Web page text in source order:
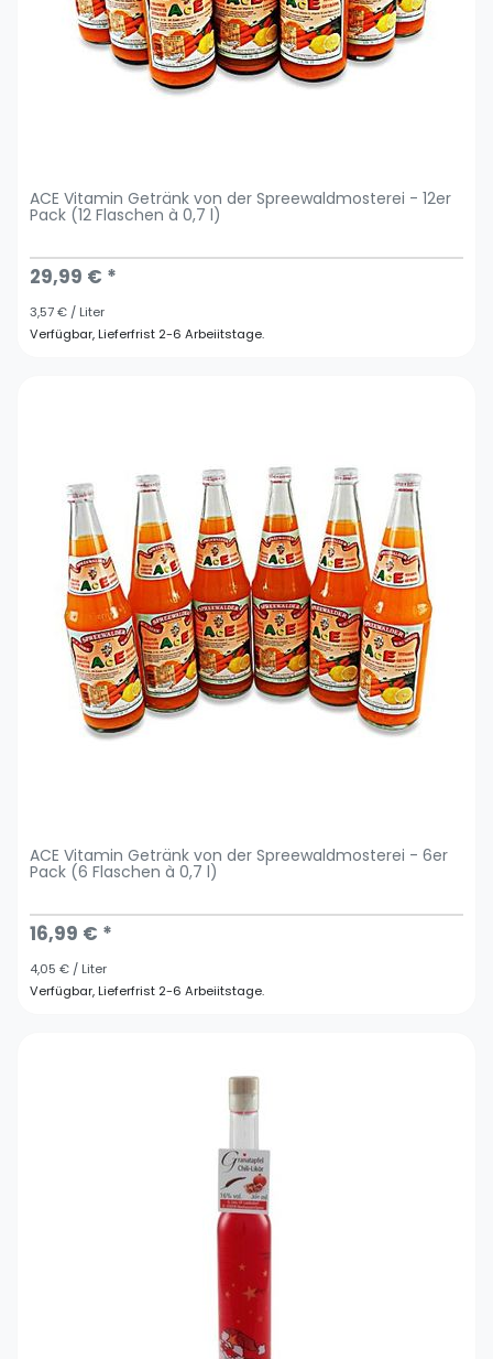
ACE Vitamin Getränk von der Spreewaldmosterei - 12er
Pack (12 Flaschen à 0,7 l)
29,99 € *
3,57 € / Liter
Verfügbar, Lieferfrist 2-6 Arbeiitstage.
ACE Vitamin Getränk von der Spreewaldmosterei - 6er
Pack (6 Flaschen à 0,7 l)
16,99 € *
4,05 € / Liter
Verfügbar, Lieferfrist 2-6 Arbeiitstage.